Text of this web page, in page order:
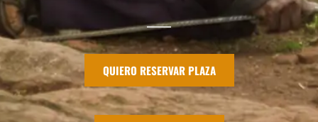
QUIERO RESERVAR PLAZA